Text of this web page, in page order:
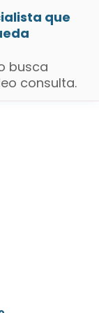
que
busca
consulta.